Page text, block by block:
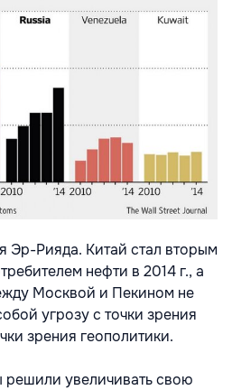
Эр-Рияда. Китай стал вторым
нефти в 2014 г., а
Москвой и Пекином не
угрозу с точки зрения
зрения геополитики.
решили увеличивать свою